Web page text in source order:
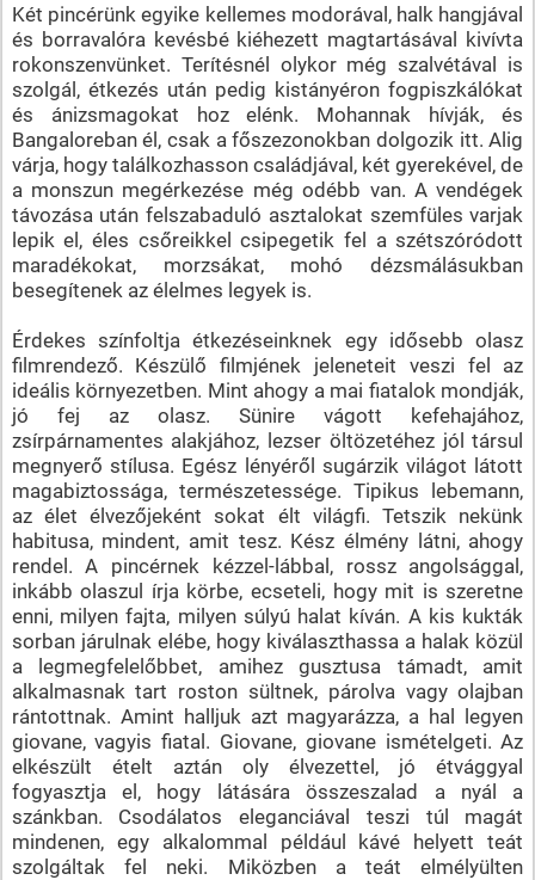
Két pincérünk egyike kellemes modorával, halk hangjával
és borravalóra kevésbé kiéhezett magtartásával kivívta
rokonszenvünket. Terítésnél olykor még szalvétával is
szolgál, étkezés után pedig kistányéron fogpiszkálókat
és ánizsmagokat hoz elénk. Mohannak hívják, és
Bangaloreban él, csak a főszezonokban dolgozik itt. Alig
várja, hogy találkozhasson családjával, két gyerekével, de
a monszun megérkezése még odébb van. A vendégek
távozása után felszabaduló asztalokat szemfüles varjak
lepik el, éles csőreikkel csipegetik fel a szétszóródott
maradékokat, morzsákat, mohó dézsmálásukban
besegítenek az élelmes legyek is.
Érdekes színfoltja étkezéseinknek egy idősebb olasz
filmrendező. Készülő filmjének jeleneteit veszi fel az
ideális környezetben. Mint ahogy a mai fiatalok mondják,
jó fej az olasz. Sünire vágott kefehajához,
zsírpárnamentes alakjához, lezser öltözetéhez jól társul
megnyerő stílusa. Egész lényéről sugárzik világot látott
magabiztossága, természetessége. Tipikus lebemann,
az élet élvezőjeként sokat élt világfi. Tetszik nekünk
habitusa, mindent, amit tesz. Kész élmény látni, ahogy
rendel. A pincérnek kézzel-lábbal, rossz angolsággal,
inkább olaszul írja körbe, ecseteli, hogy mit is szeretne
enni, milyen fajta, milyen súlyú halat kíván. A kis kukták
sorban járulnak elébe, hogy kiválaszthassa a halak közül
a legmegfelelőbbet, amihez gusztusa támadt, amit
alkalmasnak tart roston sültnek, párolva vagy olajban
rántottnak. Amint halljuk azt magyarázza, a hal legyen
giovane, vagyis fiatal. Giovane, giovane ismételgeti. Az
elkészült ételt aztán oly élvezettel, jó étvággyal
fogyasztja el, hogy látására összeszalad a nyál a
szánkban. Csodálatos eleganciával teszi túl magát
mindenen, egy alkalommal például kávé helyett teát
szolgáltak fel neki. Miközben a teát elmélyülten